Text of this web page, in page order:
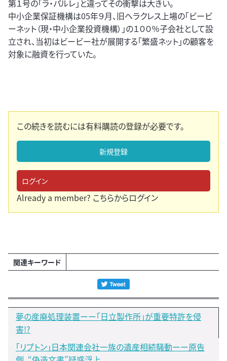
第１号の「ラ・パルレ」と違ってその衝撃は大きい。
中小企業保証機構は05年９月、旧ヘラクレス上場の「ビービ
ーネット（現・中小企業投資機構）」の１００％子会社として設
立され、当初はビービー社が展開する「繁盛ネット」の顧客を
対象に融資を行っていた。
この続きを読むには有料購読の登録が必要です。
新規登録
ログイン
Already a member? こちらからログイン
関連キーワード
夢の産廃処理装置ーー「日立製作所」が重要特許を侵
害!?
「リプトン」日本関連会社一族の遺産相続騒動ーー原告